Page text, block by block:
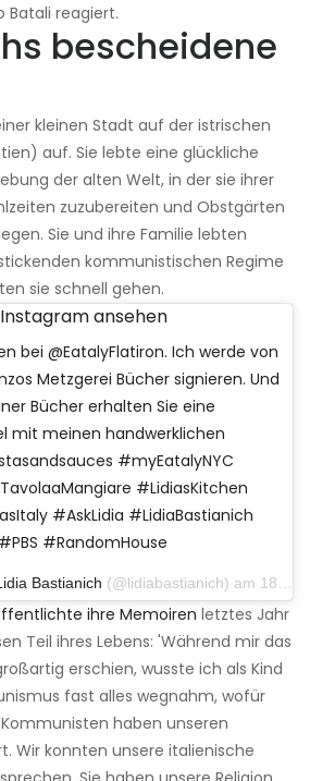
Batali reagiert.
bescheidene
kleinen Stadt auf der istrischen
auf. Sie lebte eine glückliche
der alten Welt, in der sie ihrer
zuzubereiten und Obstgärten
Sie und ihre Familie lebten
kommunistischen Regime
sie schnell gehen.
ansehen
bei @EatalyFlatiron. Ich werde von
Metzgerei Bücher signieren. Und
Bücher erhalten Sie eine
mit meinen handwerklichen
#myEatalyNYC
#LidiasKitchen
#AskLidia #LidiaBastianich
#RandomHouse
Bastianich (@lidiabastianich) am 18. April 2019 um 13:43 Uhr PDT
ihre Memoiren letztes Jahr
Teil ihres Lebens: 'Während mir das
erschien, wusste ich als Kind
fast alles wegnahm, wofür
haben unseren
Wir konnten unsere italienische